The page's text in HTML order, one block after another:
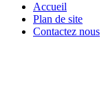
Accueil
Plan de site
Contactez nous